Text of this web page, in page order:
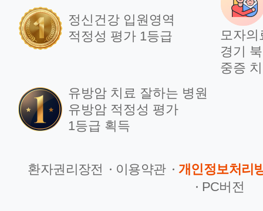
2021.08.21
[국민일보] 자궁근종,
여성암 로봇수술 500례
2021.08.12
언
정신건강 입원영역
적정성 평가 1등급
모자
경기
중증
유방암 치료 잘하는 병원
유방암 적정성 평가
1등급 획득
환자권리장전 이용약관
개인정보처리
PC버전